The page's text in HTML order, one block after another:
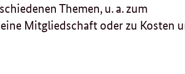
Themen, u. a. zum
Mitgliedschaft oder zu Kosten